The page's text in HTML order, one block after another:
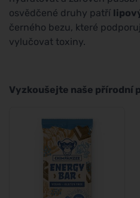
osvědčené druhy patří
černého bezu, které
vylučovat toxiny.
Vyzkoušejte naše přírodní